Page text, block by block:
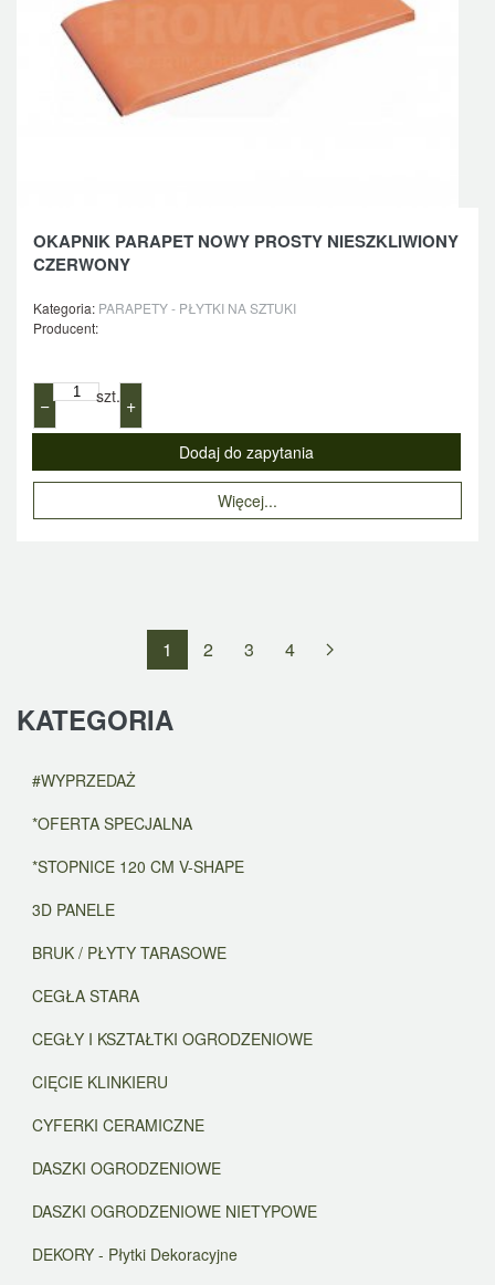
OKAPNIK PARAPET NOWY PROSTY NIESZKLIWIONY
CZERWONY
Kategoria: PARAPETY - PŁYTKI NA SZTUKI
Producent:
− szt. +
Więcej...
1 2 3 4
KATEGORIA
#WYPRZEDAŻ
*OFERTA SPECJALNA
*STOPNICE 120 CM V-SHAPE
3D PANELE
BRUK / PŁYTY TARASOWE
CEGŁA STARA
CEGŁY I KSZTAŁTKI OGRODZENIOWE
CIĘCIE KLINKIERU
CYFERKI CERAMICZNE
DASZKI OGRODZENIOWE
DASZKI OGRODZENIOWE NIETYPOWE
DEKORY - Płytki Dekoracyjne